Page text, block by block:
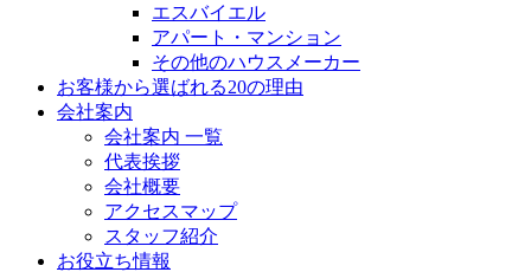
エスバイエル
アパート・マンション
その他のハウスメーカー
お客様から選ばれる20の理由
会社案内
会社案内 一覧
代表挨拶
会社概要
アクセスマップ
スタッフ紹介
お役立ち情報